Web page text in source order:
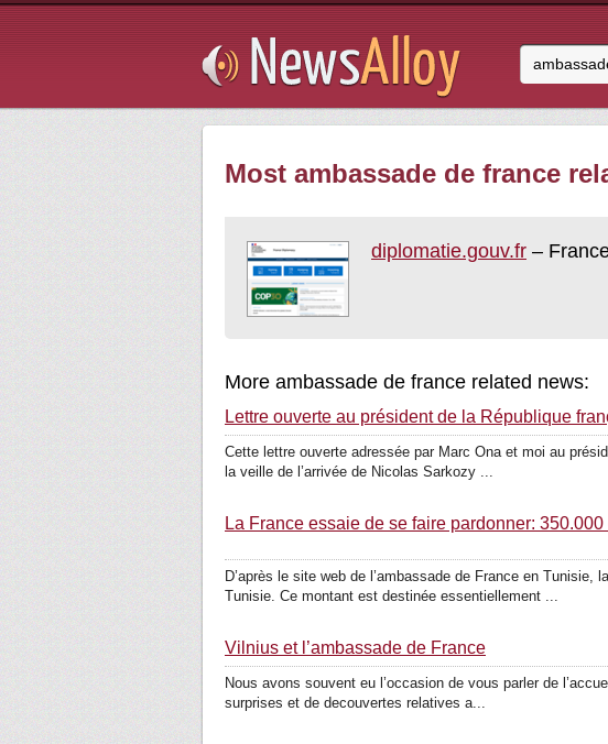
Most ambassade de france
diplomatie.gouv.fr –
More ambassade de france related news:
Lettre ouverte au président de la République
Cette lettre ouverte adressée par Marc Ona et moi au
la veille de l’arrivée de Nicolas Sarkozy ...
La France essaie de se faire pardonner:
D’après le site web de l’ambassade de France en Tunisie,
Tunisie. Ce montant est destinée essentiellement ...
Vilnius et l’ambassade de France
Nous avons souvent eu l’occasion de vous parler de
surprises et de decouvertes relatives a...